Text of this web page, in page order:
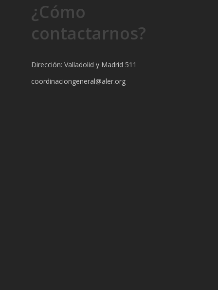
¿Cómo
contactarnos?
Dirección: Valladolid y Madrid 511
coordinaciongeneral@aler.org